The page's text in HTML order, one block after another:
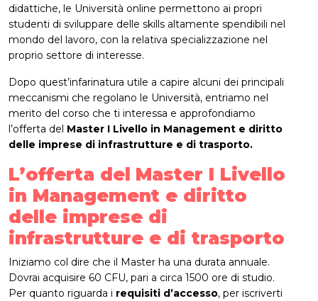
didattiche, le Università online permettono ai propri
studenti di sviluppare delle skills altamente spendibili nel
mondo del lavoro, con la relativa specializzazione nel
proprio settore di interesse.
Dopo quest’infarinatura utile a capire alcuni dei principali
meccanismi che regolano le Università, entriamo nel
merito del corso che ti interessa e approfondiamo
l’offerta del Master I Livello in Management e diritto
delle imprese di infrastrutture e di trasporto.
L’offerta del Master I Livello
in Management e diritto
delle imprese di
infrastrutture e di trasporto
Iniziamo col dire che il Master ha una durata annuale.
Dovrai acquisire 60 CFU, pari a circa 1500 ore di studio.
Per quanto riguarda i requisiti d’accesso, per iscriverti